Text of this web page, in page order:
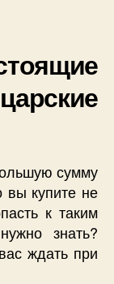
сумму
вы купите не
к таким
знать?
ждать при